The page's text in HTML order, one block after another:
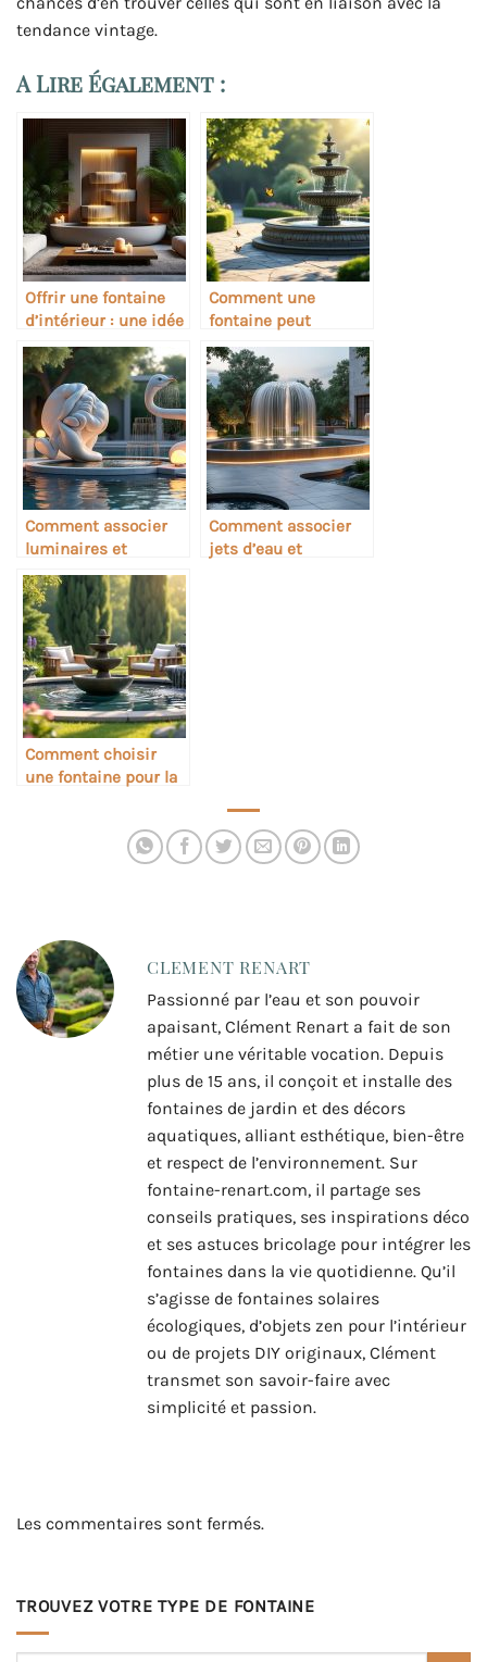
tendance vintage.
A Lire Également :
Offrir une fontaine
d’intérieur : une idée
cadeau originale
Comment une
fontaine peut
devenir un point
focal déco
Comment associer
luminaires et
sculptures dans une
fontaine
Comment associer
jets d’eau et
Comment choisir
une fontaine pour la
CLEMENT RENART
Passionné par l’eau et son pouvoir
apaisant, Clément Renart a fait de son
métier une véritable vocation. Depuis
plus de 15 ans, il conçoit et installe des
fontaines de jardin et des décors
aquatiques, alliant esthétique, bien-être
et respect de l’environnement. Sur
fontaine-renart.com, il partage ses
conseils pratiques, ses inspirations déco
et ses astuces bricolage pour intégrer les
fontaines dans la vie quotidienne. Qu’il
s’agisse de fontaines solaires
écologiques, d’objets zen pour l’intérieur
ou de projets DIY originaux, Clément
transmet son savoir-faire avec
simplicité et passion.
Les commentaires sont fermés.
TROUVEZ VOTRE TYPE DE FONTAINE